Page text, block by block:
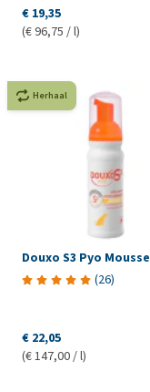
€ 19,35
(€ 96,75 / l)
Herhaal
Douxo S3 Pyo Mousse
(26)
€ 22,05
(€ 147,00 / l)